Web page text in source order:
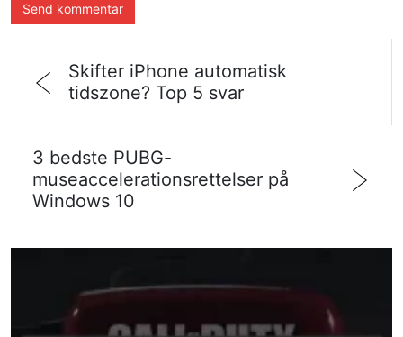
Skifter iPhone automatisk
tidszone? Top 5 svar
3 bedste PUBG-
museaccelerationsrettelser på
Windows 10